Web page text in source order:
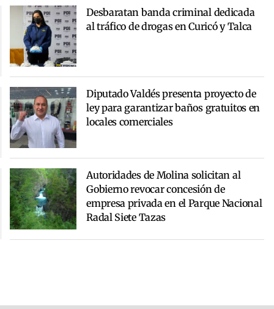
Desbaratan banda criminal dedicada
al tráfico de drogas en Curicó y Talca
Diputado Valdés presenta proyecto de
ley para garantizar baños gratuitos en
locales comerciales
Autoridades de Molina solicitan al
Gobierno revocar concesión de
empresa privada en el Parque Nacional
Radal Siete Tazas